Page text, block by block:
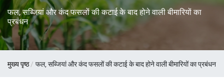
फल, सब्जियां और कंद फसलों की कटाई के बाद होने वाली बीमारियों का
प्रबंधन
पग
मुख्य पृष्ठ फल, सब्जियां और कंद फसलों की कटाई के बाद होने वाली बीमारियों का प्रबंधन